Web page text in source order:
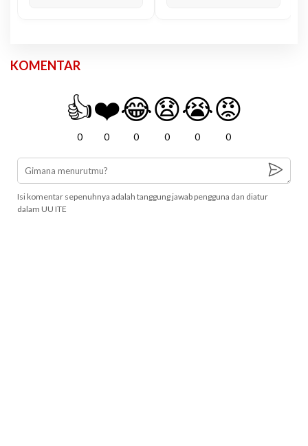
KOMENTAR
👍
0
❤️
0
😂
0
😧
0
😭
0
😡
0
Isi komentar sepenuhnya adalah tanggung jawab pengguna dan diatur
dalam UU ITE